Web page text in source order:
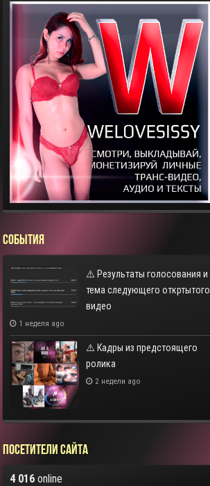
СОБЫТИЯ
⚠️ Результаты голосования и
тема следующего откртытого
видео
1 неделя ago
⚠️ Кадры из предстоящего
ролика
2 недели ago
Посетители сайта
4 016online